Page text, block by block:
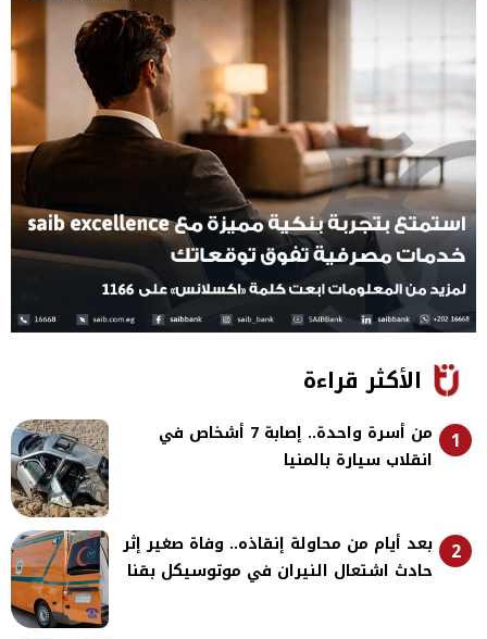
الأكثر قراءة
1
من أسرة واحدة.. إصابة 7 أشخاص في
انقلاب سيارة بالمنيا
2
بعد أيام من محاولة إنقاذه.. وفاة صغير إثر
حادث اشتعال النيران في موتوسيكل بقنا